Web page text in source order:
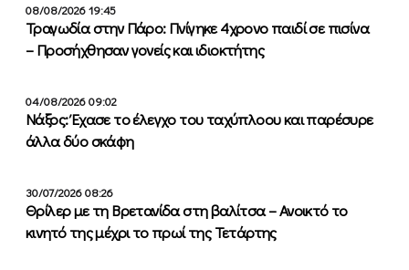
08/08/2026 19:45
Τραγωδία στην Πάρο: Πνίγηκε 4χρονο παιδί σε πισίνα
– Προσήχθησαν γονείς και ιδιοκτήτης
04/08/2026 09:02
Νάξος: Έχασε το έλεγχο του ταχύπλοου και παρέσυρε
άλλα δύο σκάφη
30/07/2026 08:26
Θρίλερ με τη Βρετανίδα στη βαλίτσα – Ανοικτό το
κινητό της μέχρι το πρωί της Τετάρτης